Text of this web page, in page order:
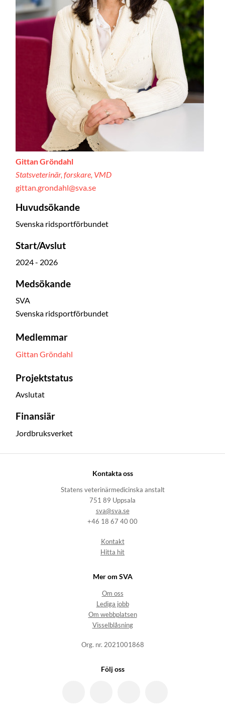
Gittan Gröndahl
Statsveterinär, forskare, VMD
gittan.grondahl@sva.se
Huvudsökande
Svenska ridsportförbundet
Start/Avslut
2024 - 2026
Medsökande
SVA
Svenska ridsportförbundet
Medlemmar
Gittan Gröndahl
Projektstatus
Avslutat
Finansiär
Jordbruksverket
Kontakta oss
Statens veterinärmedicinska anstalt
751 89 Uppsala
sva@sva.se
+46 18 67 40 00
Kontakt
Hitta hit
Mer om SVA
Om oss
Lediga jobb
Om webbplatsen
Visselblåsning
Org. nr. 2021001868
Följ oss